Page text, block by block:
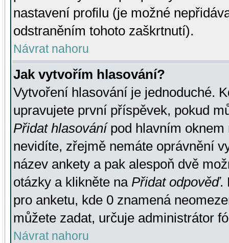
nastavení profilu (je možné
odstraněním tohoto zaškrtnutí).
Návrat nahoru
Jak vytvořím hlasování?
Vytvoření hlasování je jednoduché.
upravujete první příspěvek, pokud
Přidat hlasovánípod hlavním oknem
nevidíte, zřejmě nemáte oprávnění
název ankety a pak alespoň dvě
otázky a klikněte na Přidat odpověď.
pro anketu, kde 0 znamená
můžete zadat, určuje administrátor
Návrat nahoru